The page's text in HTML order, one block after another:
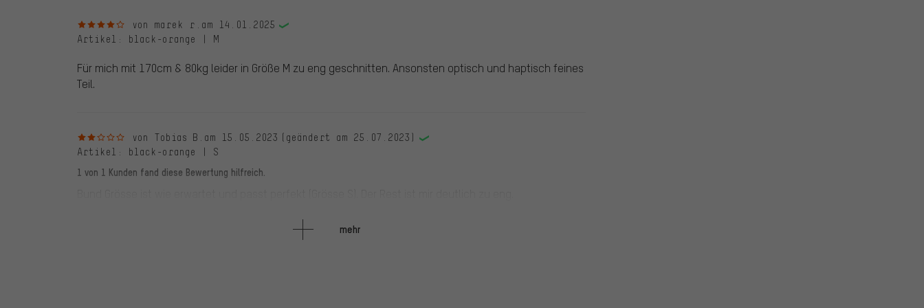
4 von 5 Sternenvon marek r. am 14.01.2025
Artikel : black-orange | M
Für mich mit 170cm & 80kg leider in Größe M zu eng geschnitten. Ansonsten optisch und haptisch feines
Teil.
2 von 5 Sternenvon Tobias B. am 15.05.2023
(geändert am 25.07.2023)
Artikel : black-orange | S
1 von 1 Kunden fand diese Bewertung hilfreich.
Schade, denn Verarbeitung und Material wären top. Hose geht zurück an BC.
mehr